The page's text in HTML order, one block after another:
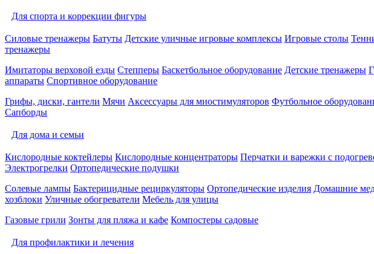
Для спорта и коррекции фигуры
Силовые тренажеры Батуты Детские уличные игровые комплексы Игровые столы
тренажеры
Имитаторы верховой езды Степперы Баскетбольное оборудование Детские тренажеры
аппараты Спортивное оборудование
Грифы, диски, гантели Мячи Аксессуары для миостимуляторов Футбольное
Сапборды
Для дома и семьи
Кислородные коктейлеры Кислородные концентраторы Перчатки и варежки с
Электрогрелки Ортопедические подушки
Солевые лампы Бактерицидные рециркуляторы Ортопедические изделия Домашние
хозблоки Уличные обогреватели Мебель для улицы
Газовые грили Зонты для пляжа и кафе Компостеры садовые
Для профилактики и лечения